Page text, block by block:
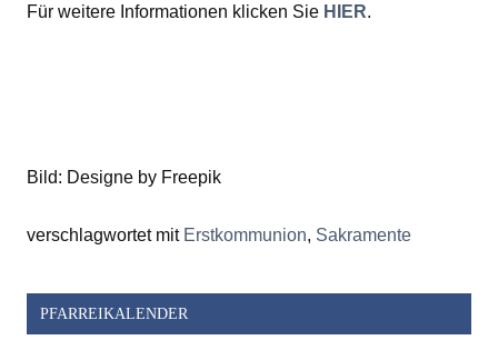
Für weitere Informationen klicken Sie HIER.
Bild: Designe by Freepik
verschlagwortet mit Erstkommunion, Sakramente
PFARREIKALENDER